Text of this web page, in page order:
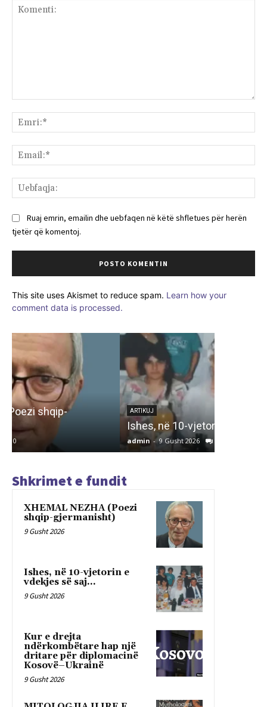
Ruaj emrin, emailin dhe uebfaqen në këtë shfletues për herën
tjetër që komentoj.
This site uses Akismet to reduce spam. Learn how your
comment data is processed.
ARTIKUJ
Ishes, në 10-vjetorin e vdekjes së saj…
admin
Shkrimet e fundit
XHEMAL NEZHA (Poezi
shqip-gjermanisht)
9 Gusht 2026
Ishes, në 10-vjetorin e
vdekjes së saj…
9 Gusht 2026
Kur e drejta
ndërkombëtare hap një
dritare për diplomacinë
Kosovë–Ukrainë
9 Gusht 2026